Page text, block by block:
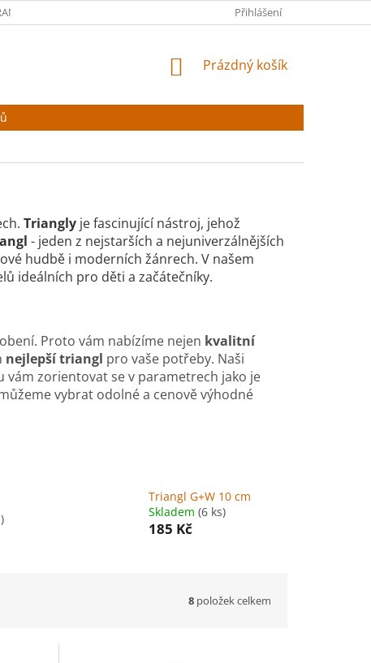
OSOBNÍCH ÚDAJŮ Přihlášení
NÁKUPNÍ
Prázdný košík
Triangly je fascinující nástroj, jehož
- jeden z nejstarších a nejuniverzálnějších
hudbě i moderních žánrech. V našem
ideálních pro děti a začátečníky.
Proto vám nabízíme nejen kvalitní
nejlepší triangl pro vaše potřeby. Naši
zorientovat se v parametrech jako je
vybrat odolné a cenově výhodné
Triangl G+W 10 cm
Skladem (6 ks)
185 Kč
8 položek celkem